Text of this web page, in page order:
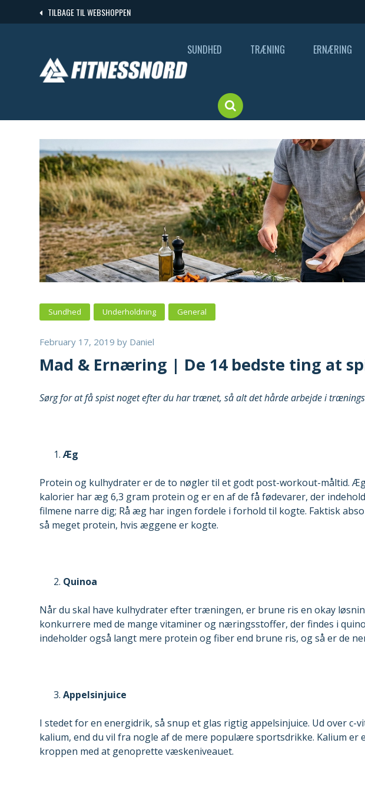
to
TILBAGE TIL WEBSHOPPEN
SUNDHED TRÆNING ERNÆRING
Sundhed Underholdning General
February 17, 2019 by Daniel
Mad & Ernæring | De 14 bedste ting at
Sørg for at få spist noget efter du har trænet, så alt det hårde arbejde i
Æg
Protein og kulhydrater er de to nøgler til et godt post-workout-måltid.
kalorier har æg 6,3 gram protein og er en af ​​de få fødevarer, der
filmene narre dig; Rå æg har ingen fordele i forhold til kogte. Faktisk
så meget protein, hvis æggene er kogte.
Quinoa
Når du skal have kulhydrater efter træningen, er brune ris en okay
konkurrere med de mange vitaminer og næringsstoffer, der findes i
indeholder også langt mere protein og fiber end brune ris, og så er de
Appelsinjuice
I stedet for en energidrik, så snup et glas rigtig appelsinjuice. Ud over c-
kalium, end du vil fra nogle af de mere populære sportsdrikke. Kalium
kroppen med at genoprette væskeniveauet.